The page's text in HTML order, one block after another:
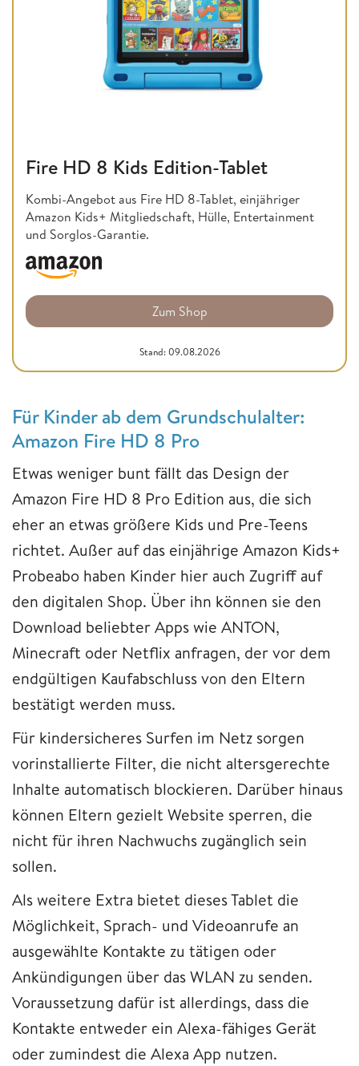
Fire HD 8 Kids Edition-Tablet
Kombi-Angebot aus Fire HD 8-Tablet, einjähriger
Amazon Kids+ Mitgliedschaft, Hülle, Entertainment
und Sorglos-Garantie.
Zum Shop
Stand: 09.08.2026
Für Kinder ab dem Grundschulalter:
Amazon Fire HD 8 Pro
Etwas weniger bunt fällt das Design der
Amazon Fire HD 8 Pro Edition aus, die sich
eher an etwas größere Kids und Pre-Teens
richtet. Außer auf das einjährige Amazon Kids+
Probeabo haben Kinder hier auch Zugriff auf
den digitalen Shop. Über ihn können sie den
Download beliebter Apps wie ANTON,
Minecraft oder Netflix anfragen, der vor dem
endgültigen Kaufabschluss von den Eltern
bestätigt werden muss.
Für kindersicheres Surfen im Netz sorgen
vorinstallierte Filter, die nicht altersgerechte
Inhalte automatisch blockieren. Darüber hinaus
können Eltern gezielt Website sperren, die
nicht für ihren Nachwuchs zugänglich sein
sollen.
Als weitere Extra bietet dieses Tablet die
Möglichkeit, Sprach- und Videoanrufe an
ausgewählte Kontakte zu tätigen oder
Ankündigungen über das WLAN zu senden.
Voraussetzung dafür ist allerdings, dass die
Kontakte entweder ein Alexa-fähiges Gerät
oder zumindest die Alexa App nutzen.